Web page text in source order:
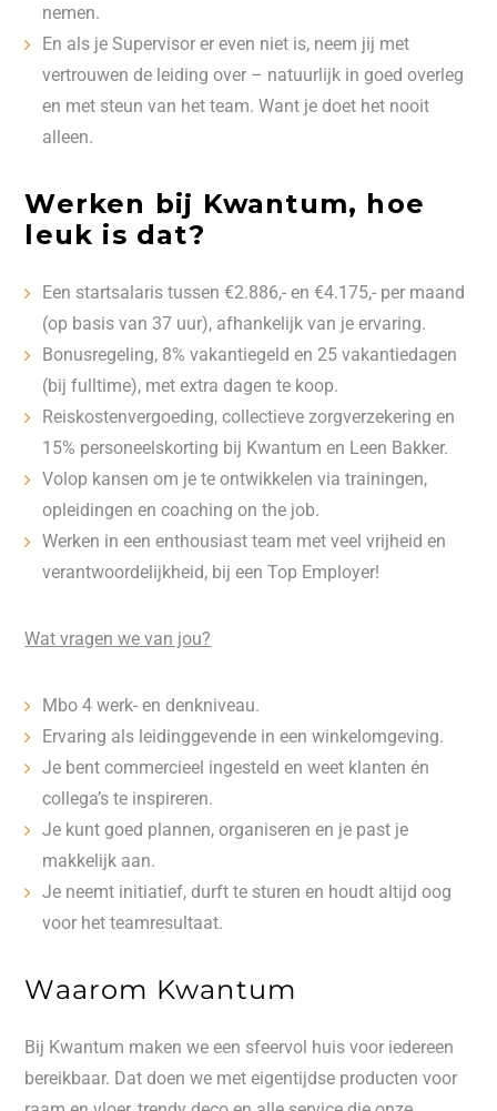
nemen.
En als je Supervisor er even niet is, neem jij met
vertrouwen de leiding over – natuurlijk in goed overleg
en met steun van het team. Want je doet het nooit
alleen.
Werken bij Kwantum, hoe
leuk is dat?
Een startsalaris tussen €2.886,- en €4.175,- per maand
(op basis van 37 uur), afhankelijk van je ervaring.
Bonusregeling, 8% vakantiegeld en 25 vakantiedagen
(bij fulltime), met extra dagen te koop.
Reiskostenvergoeding, collectieve zorgverzekering en
15% personeelskorting bij Kwantum en Leen Bakker.
Volop kansen om je te ontwikkelen via trainingen,
opleidingen en coaching on the job.
Werken in een enthousiast team met veel vrijheid en
verantwoordelijkheid, bij een Top Employer!
Wat vragen we van jou?
Mbo 4 werk- en denkniveau.
Ervaring als leidinggevende in een winkelomgeving.
Je bent commercieel ingesteld en weet klanten én
collega’s te inspireren.
Je kunt goed plannen, organiseren en je past je
makkelijk aan.
Je neemt initiatief, durft te sturen en houdt altijd oog
voor het teamresultaat.
Waarom Kwantum
Bij Kwantum maken we een sfeervol huis voor iedereen
bereikbaar. Dat doen we met eigentijdse producten voor